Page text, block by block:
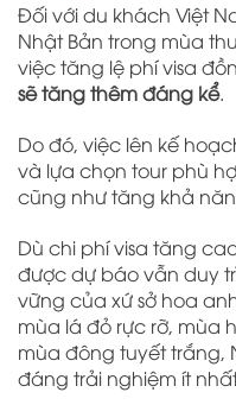
Đối với du khách Việt
Nhật Bản trong mùa
việc tăng lệ phí visa
sẽ tăng thêm đáng kể.
Do đó, việc lên kế
và lựa chọn tour phù
cũng như tăng khả
Dù chi phí visa tăng
được dự báo vẫn duy
vững của xứ sở hoa
mùa lá đỏ rực rỡ, mùa
mùa đông tuyết trắng,
đáng trải nghiệm ít